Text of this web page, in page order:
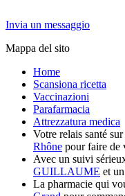
Invia un messaggio
Mappa del sito
Home
Scansiona ricetta
Vaccinazioni
Parafarmacia
Attrezzatura medica
Votre relais santé
Rhône pour faire de
Avec un suivi
GUILLAUME et
La pharmacie qui